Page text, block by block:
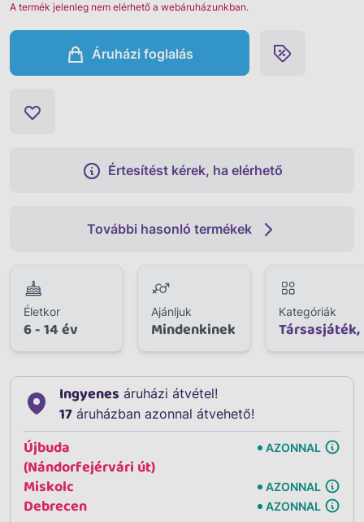
A termék jelenleg nem elérhető a webáruházunkban.
Áruházi foglalás
Értesítést kérek, ha elérhető
További hasonló termékek
Életkor
6 - 14 év
Ajánljuk
Mindenkinek
Kategóriák
Ingyenes áruházi átvétel!
17 áruházban azonnal átvehető!
Újbuda
(Nándorfejérvári út)
AZONNAL
Miskolc AZONNAL
Debrecen AZONNAL